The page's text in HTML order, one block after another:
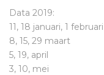
Data 2019:
11, 18 januari, 1 februari
8, 15, 29 maart
5, 19, april
3, 10, mei